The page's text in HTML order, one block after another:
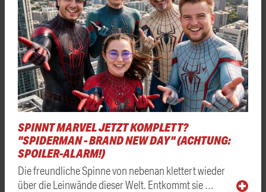
SPINNT MARVEL JETZT KOMPLETT?
"SPIDERMAN - BRAND NEW DAY" (ACHTUNG:
SPOILER-ALARM!)
Die freundliche Spinne von nebenan klettert wieder
über die Leinwände dieser Welt. Entkommt sie …